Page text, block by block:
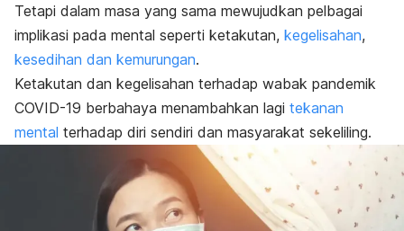
Tetapi dalam masa yang sama mewujudkan pelbagai
implikasi pada mental seperti ketakutan, kegelisahan,
kesedihan dan kemurungan.
Ketakutan dan kegelisahan terhadap wabak pandemik
COVID-19 berbahaya menambahkan lagi tekanan
mental terhadap diri sendiri dan masyarakat sekeliling.